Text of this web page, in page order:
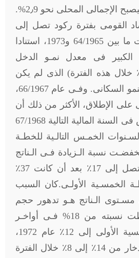
من 1966 إلى 1971 ليصبح الإجمالى المحلى نحو 2٫9%.
القومى بفترة ركود تصل إلى
ثمانى أو تسع سنوات ما بين 64/1965 و1973، استنادا
الكبير فى معدل نمـو الدخل
(أقل من 3٪ خلال هذه الفترة) الذى لم يكن
يتجاوز كثيرا معدل النمو السكانى. وفـى عام 66/1967،
على الإطلاق، الأكثر من ذلك أن
الدخل القومى تناقص فى السنة المالية التالية 67/1968
السـنوات الخمـس التالـية للخطـة
نسبة الـزيادة فـى الـناتج
المحلـى الإجمالـى لتصل إلى 17٪ بعد أن كانت 37٪
الخمسـية الأولـى.كان السبب
الـناتج هـو تدهور حجم
الاستثمار، حيث هبطت نسبته من 18% فـى أواخـر
سنوات الخطة الخمسية الأولى إلى 12٪ عام 1972،
كما هبطت نسبة الادخار من 14٪ إلى 8٪ خلال الفترة